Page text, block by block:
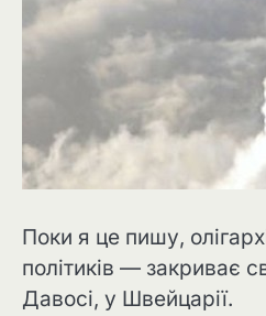
Поки я це пишу,
політиків — закриває
Давосі, у Швейцарії.